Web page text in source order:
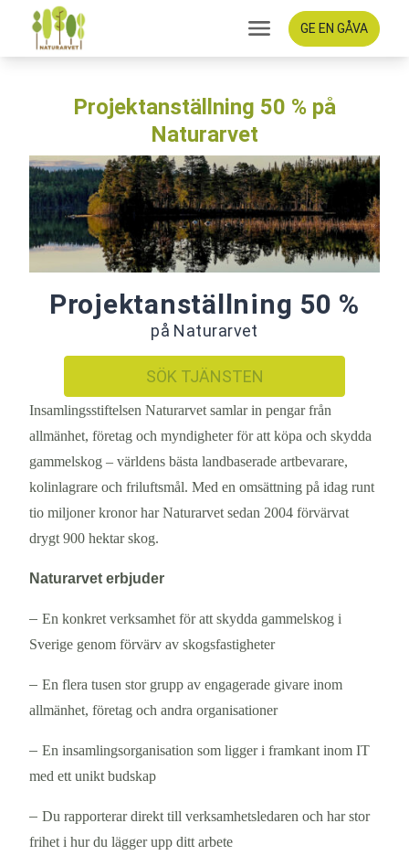
GE EN GÅVA
Projektanställning 50 % på
Naturarvet
Projektanställning 50 %
på Naturarvet
SÖK TJÄNSTEN
Insamlingsstiftelsen Naturarvet samlar in pengar från
allmänhet, företag och myndigheter för att köpa och skydda
gammelskog – världens bästa landbaserade artbevarare,
kolinlagrare och friluftsmål. Med en omsättning på idag runt
tio miljoner kronor har Naturarvet sedan 2004 förvärvat
drygt 900 hektar skog.
Naturarvet erbjuder
– En konkret verksamhet för att skydda gammelskog i
Sverige genom förvärv av skogsfastigheter
– En flera tusen stor grupp av engagerade givare inom
allmänhet, företag och andra organisationer
– En insamlingsorganisation som ligger i framkant inom IT
med ett unikt budskap
– Du rapporterar direkt till verksamhetsledaren och har stor
frihet i hur du lägger upp ditt arbete